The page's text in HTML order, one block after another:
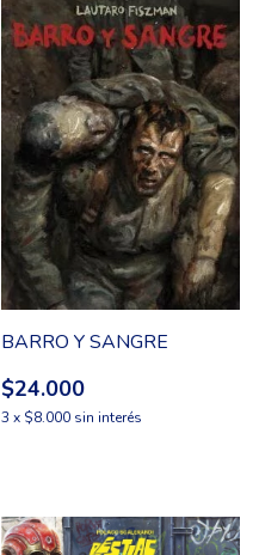
BARRO Y SANGRE
$24.000
3 x $8.000 sin interés